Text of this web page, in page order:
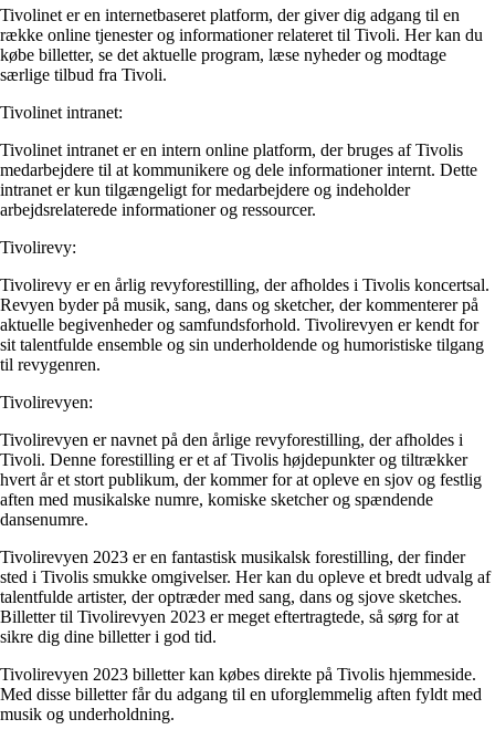
Tivolinet er en internetbaseret platform, der giver dig adgang til en
række online tjenester og informationer relateret til Tivoli. Her kan du
købe billetter, se det aktuelle program, læse nyheder og modtage
særlige tilbud fra Tivoli.
Tivolinet intranet:
Tivolinet intranet er en intern online platform, der bruges af Tivolis
medarbejdere til at kommunikere og dele informationer internt. Dette
intranet er kun tilgængeligt for medarbejdere og indeholder
arbejdsrelaterede informationer og ressourcer.
Tivolirevy:
Tivolirevy er en årlig revyforestilling, der afholdes i Tivolis koncertsal.
Revyen byder på musik, sang, dans og sketcher, der kommenterer på
aktuelle begivenheder og samfundsforhold. Tivolirevyen er kendt for
sit talentfulde ensemble og sin underholdende og humoristiske tilgang
til revygenren.
Tivolirevyen:
Tivolirevyen er navnet på den årlige revyforestilling, der afholdes i
Tivoli. Denne forestilling er et af Tivolis højdepunkter og tiltrækker
hvert år et stort publikum, der kommer for at opleve en sjov og festlig
aften med musikalske numre, komiske sketcher og spændende
dansenumre.
Tivolirevyen 2023 er en fantastisk musikalsk forestilling, der finder
sted i Tivolis smukke omgivelser. Her kan du opleve et bredt udvalg af
talentfulde artister, der optræder med sang, dans og sjove sketches.
Billetter til Tivolirevyen 2023 er meget eftertragtede, så sørg for at
sikre dig dine billetter i god tid.
Tivolirevyen 2023 billetter kan købes direkte på Tivolis hjemmeside.
Med disse billetter får du adgang til en uforglemmelig aften fyldt med
musik og underholdning.